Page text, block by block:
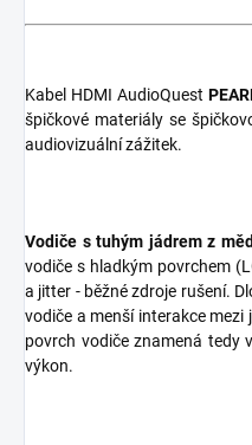
Kabel HDMI AudioQuest
špičkové materiály se
audiovizuální zážitek.
Vodiče s tuhým jádrem z
vodiče s hladkým povrchem
a jitter - běžné zdroje rušení.
vodiče a menší interakce
povrch vodiče znamená tedy
výkon.